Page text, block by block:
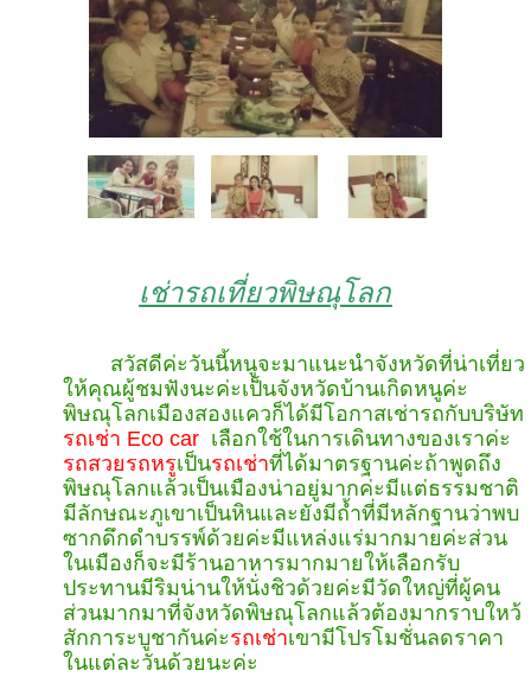
เช่ารถเที่ยวพิษณุโลก
สวัสดีค่ะวันนี้หนูจะมาแนะนำจังหวัดที่น่าเที่ยว
ให้คุณผู้ชมฟังนะค่ะเป็นจังหวัดบ้านเกิดหนูค่ะ
พิษณุโลกเมืองสองแควก็ได้มีโอกาสเช่ารถกับบริษัท
รถเช่า Eco car เลือกใช้ในการเดินทางของเราค่ะ
รถสวยรถหรูเป็นรถเช่าที่ได้มาตรฐานค่ะถ้าพูดถึง
พิษณุโลกแล้วเป็นเมืองน่าอยู่มากค่ะมีแต่ธรรมชาติ
มีลักษณะภูเขาเป็นหินและยังมีถ้ำที่มีหลักฐานว่าพบ
ซากดึกดำบรรพ์ด้วยค่ะมีแหล่งแร่มากมายค่ะส่วน
ในเมืองก็จะมีร้านอาหารมากมายให้เลือกรับ
ประทานมีริมน่านให้นั่งชิวด้วยค่ะมีวัดใหญ่ที่ผู้คน
ส่วนมากมาที่จังหวัดพิษณุโลกแล้วต้องมากราบใหว้
สักการะบูชากันค่ะรถเช่าเขามีโปรโมชั่นลดราคา
ในแต่ละวันด้วยนะค่ะ